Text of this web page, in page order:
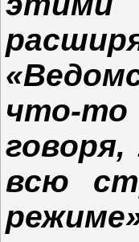
что-то
всю